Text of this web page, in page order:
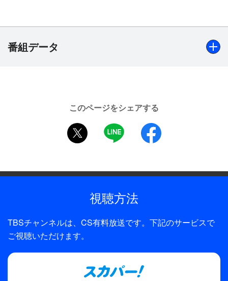
買うための狂歌を読み、義太夫好きには義太夫で対
応。けんか好きの魚屋にはけんかで勝負し、万歳好
きな三河屋に対しては万歳で言い訳をはじめる…。
番組データ
「掛取万歳」三遊亭圓生、解説：榎本滋民、聞き手：山本
制作
このページをシェアする
twitter
LINE
視聴方法
TBSチャンネルは、CS有料放送です。下記のサービスで
ご視聴いただけます。